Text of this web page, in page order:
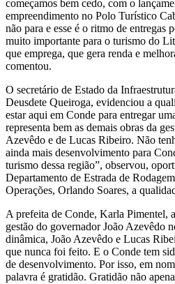
começamos bem cedo, com o
empreendimento no Polo Turístico
não para e esse é o ritmo de entregas
muito importante para o turismo do
que emprega, que gera renda e
comentou.
O secretário de Estado da
Deusdete Queiroga, evidenciou a
estar aqui em Conde para entregar
representa bem as demais obras da
Azevêdo e de Lucas Ribeiro. Não
ainda mais desenvolvimento para
turismo dessa região”, observou,
Departamento de Estrada de
Operações, Orlando Soares, a
A prefeita de Conde, Karla Pimentel,
gestão do governador João Azevêdo
dinâmica, João Azevêdo e Lucas
que nunca foi feito. E o Conde tem
de desenvolvimento. Por isso, em
palavra é gratidão. Gratidão não